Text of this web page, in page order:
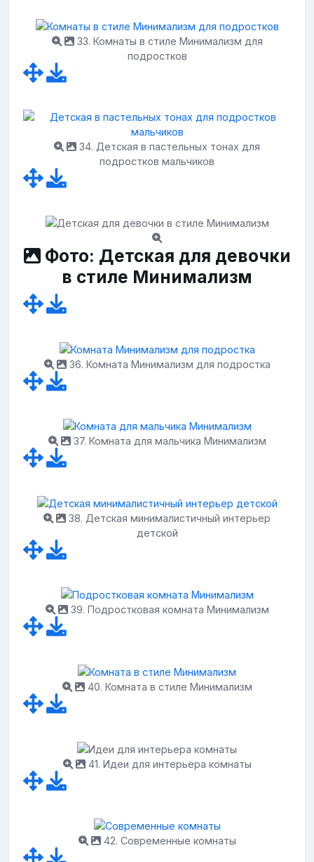
33. Комнаты в стиле Минимализм для
подростков
34. Детская в пастельных тонах для
подростков мальчиков
Фото: Детская для девочки
в стиле Минимализм
36. Комната Минимализм для подростка
37. Комната для мальчика Минимализм
38. Детская минималистичный интерьер
детской
39. Подростковая комната Минимализм
40. Комната в стиле Минимализм
41. Идеи для интерьера комнаты
42. Современные комнаты